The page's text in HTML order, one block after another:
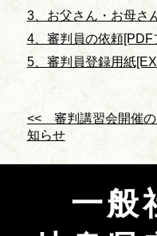
3、お父さん・お母さ
4、審判員の依頼[PDF
5、審判員登録用紙
<< 審判講習会開催の
知らせ
一般